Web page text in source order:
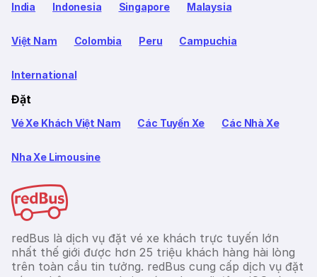
India Indonesia Singapore Malaysia
Việt Nam Colombia Peru Campuchia
International
Đặt
Vé Xe Khách Việt Nam Các Tuyến Xe Các Nhà Xe
Nha Xe Limousine
redBus là dịch vụ đặt vé xe khách trực tuyến lớn
nhất thế giới được hơn 25 triệu khách hàng hài lòng
trên toàn cầu tin tưởng. redBus cung cấp dịch vụ đặt